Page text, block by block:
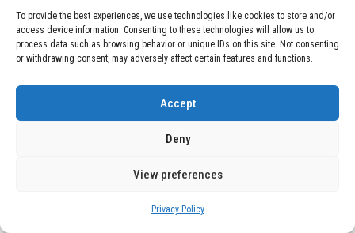
To provide the best experiences, we use technologies like cookies to store and/or
access device information. Consenting to these technologies will allow us to
process data such as browsing behavior or unique IDs on this site. Not consenting
or withdrawing consent, may adversely affect certain features and functions.
Accept
Deny
View preferences
Privacy Policy
Devastadora Explosión en Residencia
de Ancianos de Pensilvania Deja al
Menos Dos Víctimas Fatales
December 24, 2025
grabación cómo añadir 400 km de rango
en apenas 5 minutos de carga